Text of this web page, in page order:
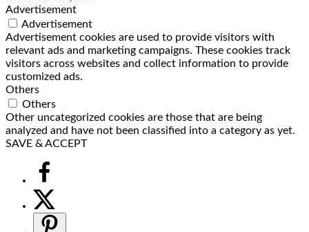
Advertisement
Advertisement
Advertisement cookies are used to provide visitors with
relevant ads and marketing campaigns. These cookies track
visitors across websites and collect information to provide
customized ads.
Others
Others
Other uncategorized cookies are those that are being
analyzed and have not been classified into a category as yet.
SAVE & ACCEPT